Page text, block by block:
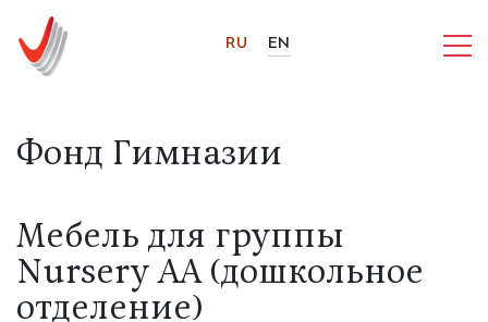
RU EN
Фонд Гимназии
Мебель для группы
Nursery АА (дошкольное
отделение)